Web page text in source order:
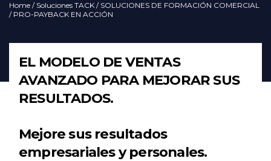
Home / Soluciones TACK / SOLUCIONES DE FORMACIÓN COMERCIAL
/ PRO-PAYBACK EN ACCIÓN
EL MODELO DE VENTAS
AVANZADO PARA MEJORAR SUS
RESULTADOS.
Mejore sus resultados
empresariales y personales.